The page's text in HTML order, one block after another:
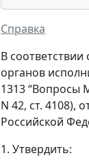
Справка
В
органов
1313 “Вопросы
N 42, ст. 4108),
Российской
1. Утвердить: